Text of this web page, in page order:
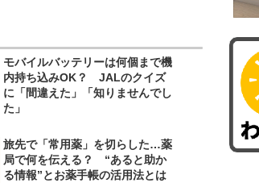
モバイルバッテリーは何個まで機
内持ち込みOK？ JALのクイズ
に「間違えた」「知りませんでし
た」
旅先で「常用薬」を切らした…薬
局で何を伝える？ “あると助か
る情報”とお薬手帳の活用法とは